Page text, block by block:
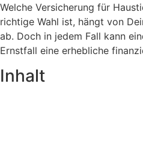
Welche Versicherung für
richtige Wahl ist, hängt von
ab. Doch in jedem Fall kann
Ernstfall eine erhebliche
Inhalt